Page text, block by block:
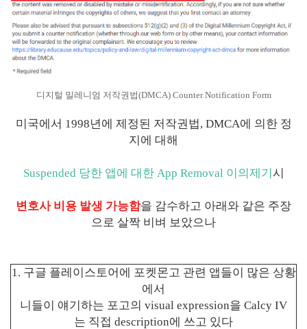
디지털 밀레니엄 저작권법(DMCA) Counter Notification Form
미국에서 1998년에 제정된 저작권법, DMCA에 의한 정
지에 대해
Suspended 당한 앱에 대한 App Removal 이의제기시
변호사 비용 발생 가능함을 감수하고 아래와 같은 주장
으로 살짝 비벼 보았으나
1. 구글 플레이스토어에 포켓몬고 관련 앱들이 많은 상황
에서
니들이 얘기하는 포고의 visual expression을 Calcy IV
는 직접 description에 쓰고 있다